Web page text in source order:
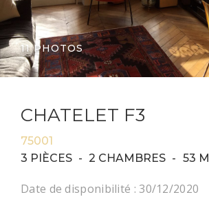
11 PHOTOS
CHATELET F3
75001
3 PIÈCES
2 CHAMBRES 53 M
Date de disponibilité :30/12/2020